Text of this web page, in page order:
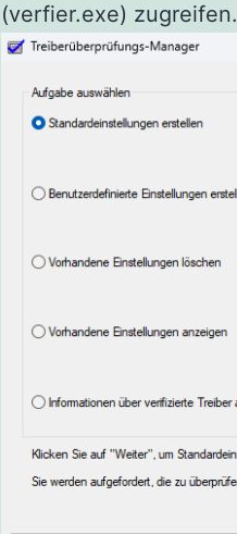
(verfier.exe) zugreifen.